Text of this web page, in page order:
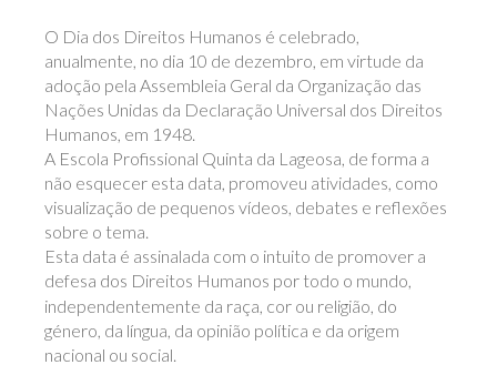
O Dia dos Direitos Humanos é celebrado,
anualmente, no dia 10 de dezembro, em virtude da
adoção pela Assembleia Geral da Organização das
Nações Unidas da Declaração Universal dos Direitos
Humanos, em 1948.
A Escola Profissional Quinta da Lageosa, de forma a
não esquecer esta data, promoveu atividades, como
visualização de pequenos vídeos, debates e reflexões
sobre o tema.
Esta data é assinalada com o intuito de promover a
defesa dos Direitos Humanos por todo o mundo,
independentemente da raça, cor ou religião, do
género, da língua, da opinião política e da origem
nacional ou social.